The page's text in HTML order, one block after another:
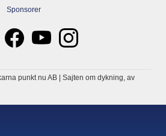
Sponsorer
punkt nu AB | Sajten om dykning, av